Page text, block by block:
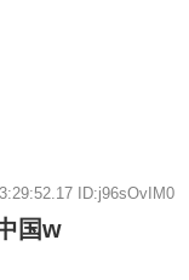
ID:j96sOvIM0
国w